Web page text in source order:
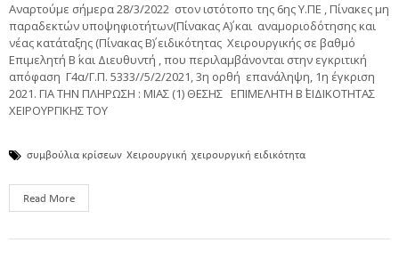
Αναρτούμε σήμερα 28/3/2022 στον ιστότοπο της 6ης Υ.ΠΕ , Πίνακες μη
παραδεκτών υποψηφιοτήτων(Πίνακας Α΄) και αναμοριοδότησης και
νέας κατάταξης (Πίνακας Β΄) ειδικότητας Χειρουργικής σε βαθμό
Επιμελητή Β΄ και Διευθυντή , που περιλαμβάνονται στην εγκριτική
απόφαση Γ4α/Γ.Π. 5333//5/2/2021, 3η ορθή επανάληψη, 1η έγκριση
2021. ΓΙΑ ΤΗΝ ΠΛΗΡΩΣΗ : ΜΙΑΣ (1) ΘΕΣΗΣ ΕΠΙΜΕΛΗΤΗ Β΄ ΕΙΔΙΚΟΤΗΤΑΣ
ΧΕΙΡΟΥΡΓΙΚΗΣ ΤΟΥ
συμβούλια κρίσεων Χειρουργική χειρουργική ειδικότητα
Read More